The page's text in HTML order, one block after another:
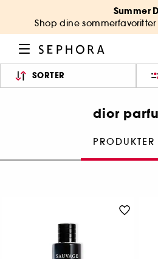
Summer
Shop dine
SORTER
dior